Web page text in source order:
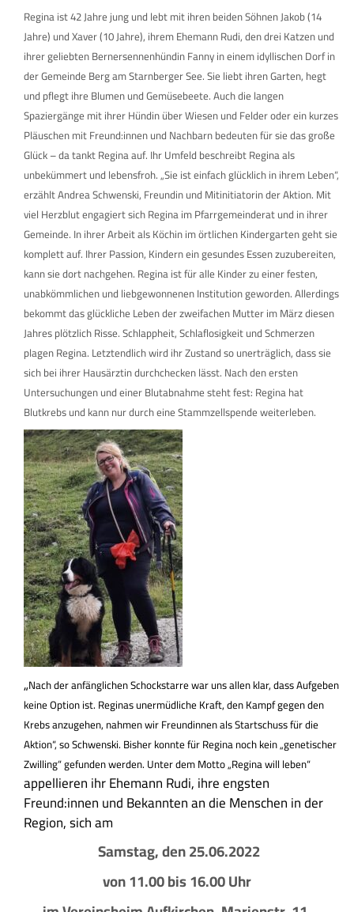
Regina ist 42 Jahre jung und lebt mit ihren beiden Söhnen Jakob (14
Jahre) und Xaver (10 Jahre), ihrem Ehemann Rudi, den drei Katzen und
ihrer geliebten Bernersennenhündin Fanny in einem idyllischen Dorf in
der Gemeinde Berg am Starnberger See. Sie liebt ihren Garten, hegt
und pflegt ihre Blumen und Gemüsebeete. Auch die langen
Spaziergänge mit ihrer Hündin über Wiesen und Felder oder ein kurzes
Pläuschen mit Freund:innen und Nachbarn bedeuten für sie das große
Glück – da tankt Regina auf. Ihr Umfeld beschreibt Regina als
unbekümmert und lebensfroh. „Sie ist einfach glücklich in ihrem Leben“,
erzählt Andrea Schwenski, Freundin und Mitinitiatorin der Aktion. Mit
viel Herzblut engagiert sich Regina im Pfarrgemeinderat und in ihrer
Gemeinde. In ihrer Arbeit als Köchin im örtlichen Kindergarten geht sie
komplett auf. Ihrer Passion, Kindern ein gesundes Essen zuzubereiten,
kann sie dort nachgehen. Regina ist für alle Kinder zu einer festen,
unabkömmlichen und liebgewonnenen Institution geworden. Allerdings
bekommt das glückliche Leben der zweifachen Mutter im März diesen
Jahres plötzlich Risse. Schlappheit, Schlaflosigkeit und Schmerzen
plagen Regina. Letztendlich wird ihr Zustand so unerträglich, dass sie
sich bei ihrer Hausärztin durchchecken lässt. Nach den ersten
Untersuchungen und einer Blutabnahme steht fest: Regina hat
Blutkrebs und kann nur durch eine Stammzellspende weiterleben.
„Nach der anfänglichen Schockstarre war uns allen klar, dass Aufgeben
keine Option ist. Reginas unermüdliche Kraft, den Kampf gegen den
Krebs anzugehen, nahmen wir Freundinnen als Startschuss für die
Aktion“, so Schwenski. Bisher konnte für Regina noch kein „genetischer
Zwilling“ gefunden werden. Unter dem Motto „Regina will leben“
appellieren ihr Ehemann Rudi, ihre engsten
Freund:innen und Bekannten an die Menschen in der
Region, sich am
Samstag, den 25.06.2022
von 11.00 bis 16.00 Uhr